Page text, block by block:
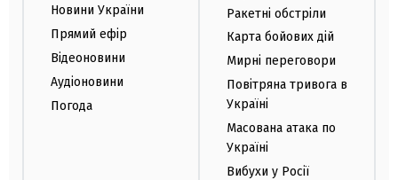
Новини України
Прямий ефір
Відеоновини
Аудіоновини
Погода
Ракетні обстріли
Карта бойових дій
Мирні переговори
Повітряна тривога в
Україні
Масована атака по
Україні
Вибухи у Росії